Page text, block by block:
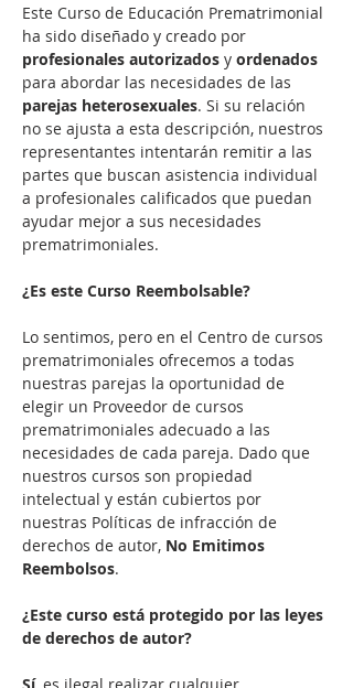
Este Curso de Educación Prematrimonial
ha sido diseñado y creado por
profesionales autorizados y ordenados
para abordar las necesidades de las
parejas heterosexuales. Si su relación
no se ajusta a esta descripción, nuestros
representantes intentarán remitir a las
partes que buscan asistencia individual
a profesionales calificados que puedan
ayudar mejor a sus necesidades
prematrimoniales.
¿Es este Curso Reembolsable?
Lo sentimos, pero en el Centro de cursos
prematrimoniales ofrecemos a todas
nuestras parejas la oportunidad de
elegir un Proveedor de cursos
prematrimoniales adecuado a las
necesidades de cada pareja. Dado que
nuestros cursos son propiedad
intelectual y están cubiertos por
nuestras Políticas de infracción de
derechos de autor, No Emitimos
Reembolsos.
¿Este curso está protegido por las leyes
de derechos de autor?